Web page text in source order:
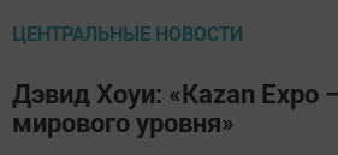
ЦЕНТРАЛЬНЫЕ НОВОСТИ
Дэвид Хоуи: «Kazan Expo
мирового уровня»